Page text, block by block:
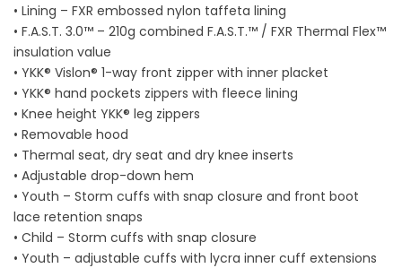
• Lining – FXR embossed nylon taffeta lining
• F.A.S.T. 3.0™ – 210g combined F.A.S.T.™ / FXR Thermal Flex™
insulation value
• YKK® Vislon® 1-way front zipper with inner placket
• YKK® hand pockets zippers with fleece lining
• Knee height YKK® leg zippers
• Removable hood
• Thermal seat, dry seat and dry knee inserts
• Adjustable drop-down hem
• Youth – Storm cuffs with snap closure and front boot
lace retention snaps
• Child – Storm cuffs with snap closure
• Youth – adjustable cuffs with lycra inner cuff extensions